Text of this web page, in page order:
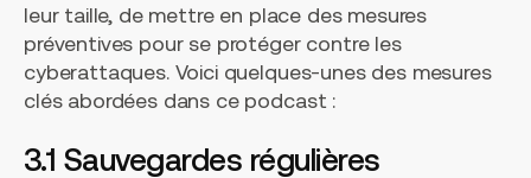
leur taille, de mettre en place des mesures
préventives pour se protéger contre les
cyberattaques. Voici quelques-unes des mesures
clés abordées dans ce podcast :
3.1 Sauvegardes régulières